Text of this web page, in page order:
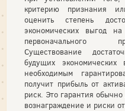
критерию признания
оценить степень
экономических выгод
первоначального
Существование
будущих
необходимым
получит прибыль от
риск. Это гарантия обычно
вознаграждение и риски